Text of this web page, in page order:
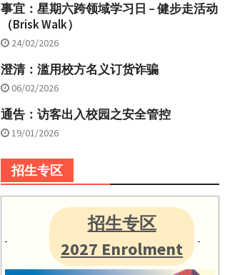
事宜：星期六跨领域学习日 – 健步走活动
（Brisk Walk）
24/02/2026
澄清：滥用校方名义订货诈骗
06/02/2026
通告：访客出入校园之安全管控
19/01/2026
招生专区
招生专区
2027 Enrolment